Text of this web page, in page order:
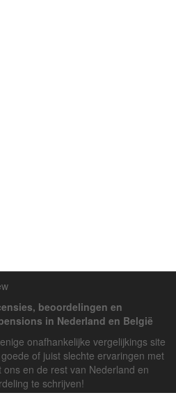
beoordelingen en
in Nederland en België
onafhankelijke vergelijkings site
of juist slechte ervaringen met
en de rest van Nederland en
te schrijven!